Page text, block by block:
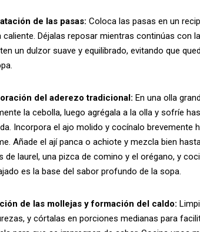
de las pasas: Coloca las pasas en un
caliente. Déjalas reposar mientras continúas con
un dulzor suave y equilibrado, evitando que
del aderezo tradicional: En una olla
la cebolla, luego agrégala a la olla y sofríe
Incorpora el ajo molido y cocínalo brevemente
Añade el ají panca o achiote y mezcla bien
de laurel, una pizca de comino y el orégano, y
es la base del sabor profundo de la sopa.
de las mollejas y formación del caldo:
y córtalas en porciones medianas para